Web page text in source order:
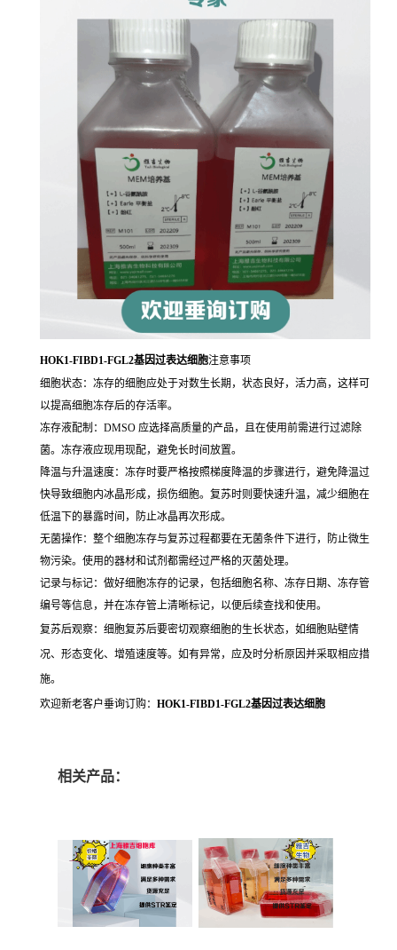
HOK1-FIBD1-FGL2基因过表达细胞注意事项
细胞状态：冻存的细胞应处于对数生长期，状态良好，活力高，这样可
以提高细胞冻存后的存活率。
冻存液配制：DMSO 应选择高质量的产品，且在使用前需进行过滤除
菌。冻存液应现用现配，避免长时间放置。
降温与升温速度：冻存时要严格按照梯度降温的步骤进行，避免降温过
快导致细胞内冰晶形成，损伤细胞。复苏时则要快速升温，减少细胞在
低温下的暴露时间，防止冰晶再次形成。
无菌操作：整个细胞冻存与复苏过程都要在无菌条件下进行，防止微生
物污染。使用的器材和试剂都需经过严格的灭菌处理。
记录与标记：做好细胞冻存的记录，包括细胞名称、冻存日期、冻存管
编号等信息，并在冻存管上清晰标记，以便后续查找和使用。
复苏后观察：细胞复苏后要密切观察细胞的生长状态，如细胞贴壁情
况、形态变化、增殖速度等。如有异常，应及时分析原因并采取相应措
施。
欢迎新老客户垂询订购： HOK1-FIBD1-FGL2基因过表达细胞
相关产品：